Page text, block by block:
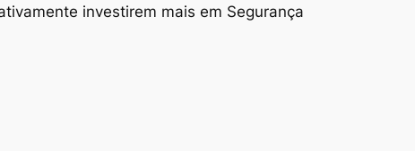
investirem mais em Segurança